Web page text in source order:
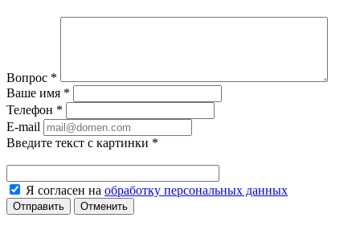
Вопрос *
Ваше имя *
Телефон *
E-mail
Введите текст с картинки *
Я согласен на обработку персональных данных
Отменить